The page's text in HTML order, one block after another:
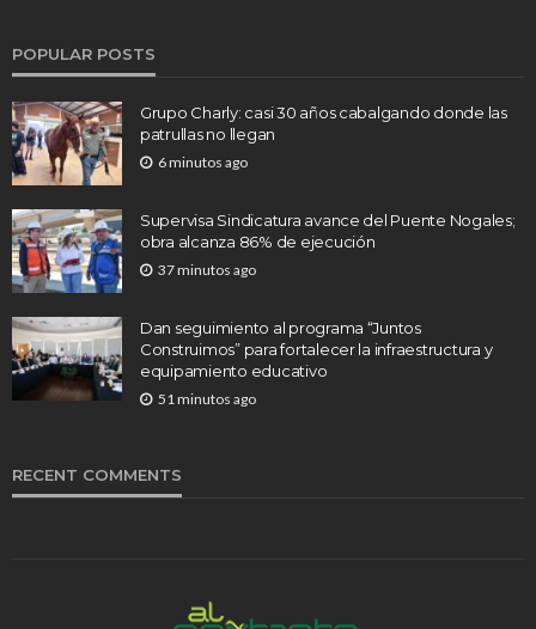
POPULAR POSTS
Grupo Charly: casi 30 años cabalgando donde las
patrullas no llegan
6 minutos ago
Supervisa Sindicatura avance del Puente Nogales;
obra alcanza 86% de ejecución
37 minutos ago
Dan seguimiento al programa “Juntos
Construimos” para fortalecer la infraestructura y
equipamiento educativo
51 minutos ago
RECENT COMMENTS